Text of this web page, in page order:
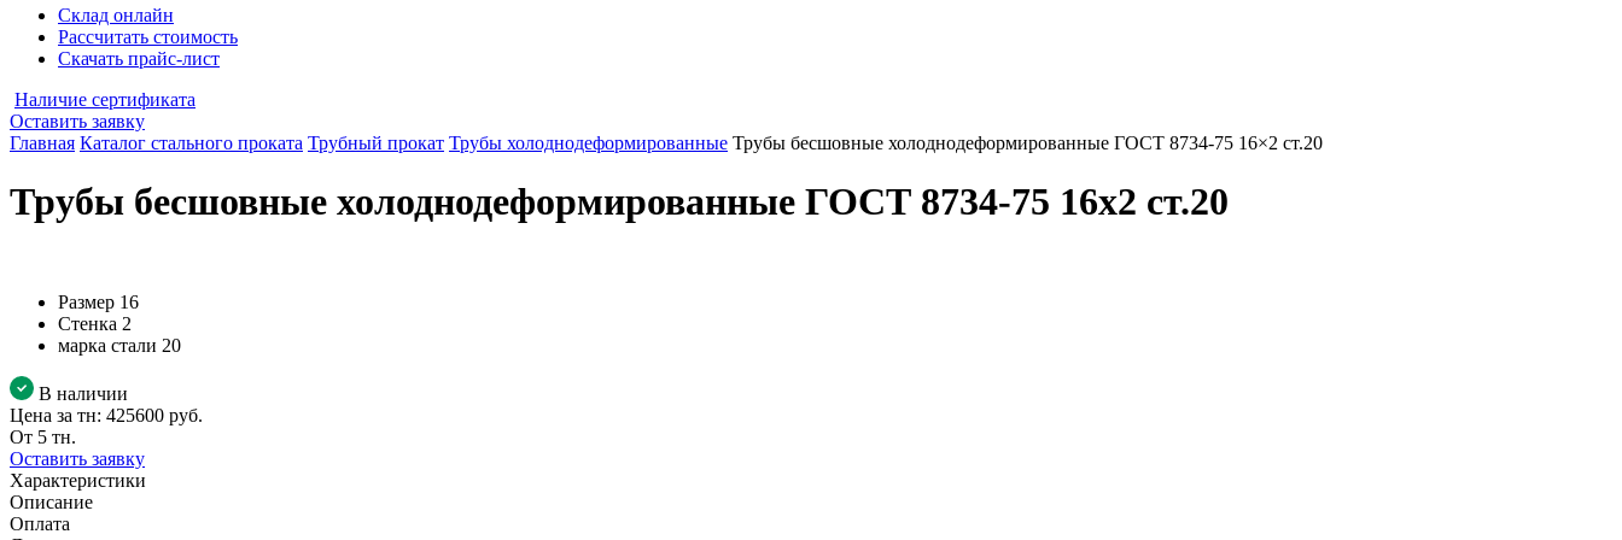
Склад онлайн
Рассчитать стоимость
Скачать прайс-лист
Наличие сертификата
Оставить заявку
Главная Каталог стального проката Трубный прокат Трубы холоднодеформированные Трубы бесшовные холоднодеформированные ГОСТ 8734-75 16×2 ст.20
Трубы бесшовные холоднодеформированные ГОСТ 8734-75 16x2 ст.20
Размер 16
Стенка 2
марка стали 20
В наличии
Цена за тн: 425600 руб.
От 5 тн.
Оставить заявку
Характеристики
Описание
Оплата